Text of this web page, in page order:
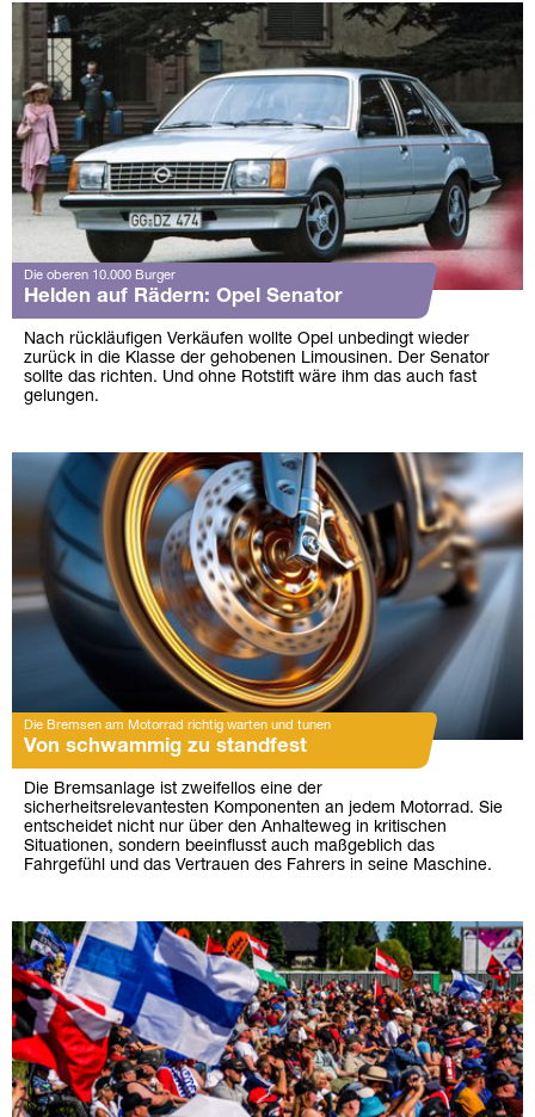
Die oberen 10.000 Burger
Helden auf Rädern: Opel Senator
Nach rückläufigen Verkäufen wollte Opel unbedingt wieder
zurück in die Klasse der gehobenen Limousinen. Der Senator
sollte das richten. Und ohne Rotstift wäre ihm das auch fast
gelungen.
Die Bremsen am Motorrad richtig warten und tunen
Von schwammig zu standfest
Die Bremsanlage ist zweifellos eine der
sicherheitsrelevantesten Komponenten an jedem Motorrad. Sie
entscheidet nicht nur über den Anhalteweg in kritischen
Situationen, sondern beeinflusst auch maßgeblich das
Fahrgefühl und das Vertrauen des Fahrers in seine Maschine.